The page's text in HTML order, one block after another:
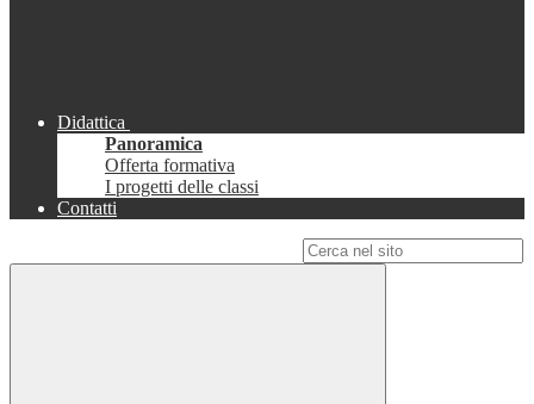
Didattica
Panoramica
Offerta formativa
I progetti delle classi
Contatti